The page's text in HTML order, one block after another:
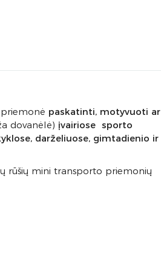
paskatinti, motyvuoti ar
dovanėlė) įvairiose sporto
darželiuose, gimtadienio ir
rūšių mini transporto priemonių